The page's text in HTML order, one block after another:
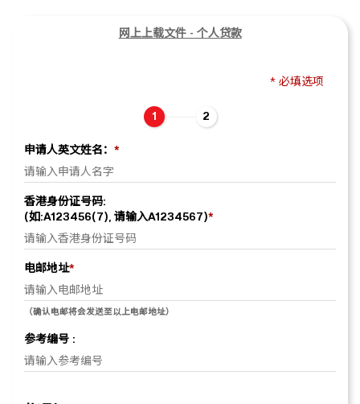
网上上载文件 - 个人贷款
* 必填选项
1 2
申请人英文姓名： *
香港身份证号码:
(如:A123456(7), 请输入A1234567)*
电邮地址*
（确认电邮将会发送至以上电邮地址）
参考编号 :